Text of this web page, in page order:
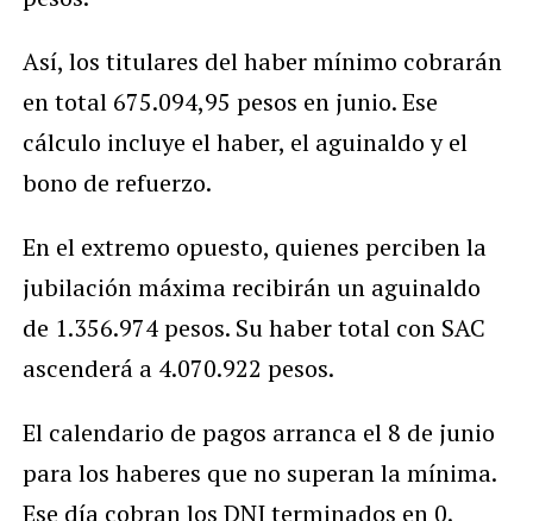
Así, los titulares del haber mínimo cobrarán
en total 675.094,95 pesos en junio. Ese
cálculo incluye el haber, el aguinaldo y el
bono de refuerzo.
En el extremo opuesto, quienes perciben la
jubilación máxima recibirán un aguinaldo
de 1.356.974 pesos. Su haber total con SAC
ascenderá a 4.070.922 pesos.
El calendario de pagos arranca el 8 de junio
para los haberes que no superan la mínima.
Ese día cobran los DNI terminados en 0.